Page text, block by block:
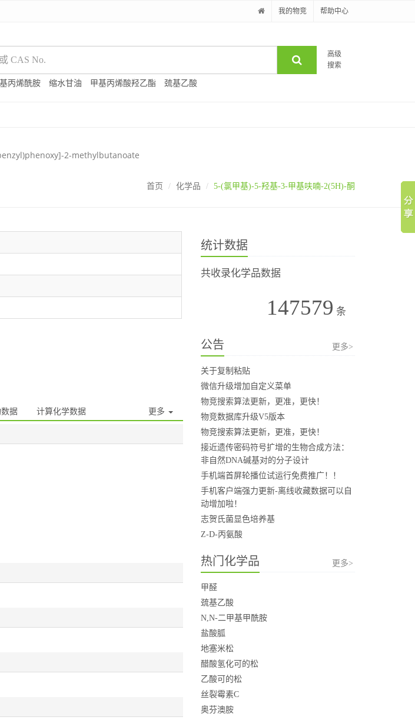
我的物竞 帮助中心
高级
搜索
丙烯酰胺 缩水甘油 甲基丙烯酸羟乙酯 巯基乙酸
2-methylbutanoate
首页 化学品 5-(氯甲基)-5-羟基-3-甲基呋喃-2(5H)-酮
据 计算化学数据 更多
统计数据
共收录化学品数据
147579 条
公告 更多>
关于复制粘贴
微信升级增加自定义菜单
物竞搜索算法更新，更准，更快！
物竞数据库升级V5版本
物竞搜索算法更新，更准，更快！
接近遗传密码符号扩增的生物合成方法：
非自然DNA碱基对的分子设计
手机端首屏轮播位试运行免费推广！！
手机客户端强力更新-离线收藏数据可以自
动增加啦！
志贺氏菌显色培养基
Z-D-丙氨酸
热门化学品 更多>
甲醛
巯基乙酸
N,N-二甲基甲酰胺
盐酸胍
地塞米松
醋酸氢化可的松
乙酸可的松
丝裂霉素C
奥芬澳胺